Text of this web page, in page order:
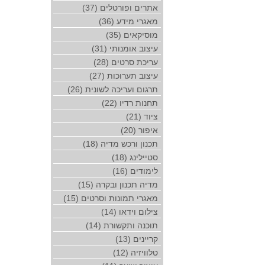
אתרים ופורטלים (37)
מאגרי מידע (36)
מוסיקאים (35)
עיצוב אומנותי (31)
עריכת סרטים (28)
עיצוב תערוכות (27)
תרגום ועריכה לשונית (26)
תחנות רדיו (22)
ציוד (21)
איפור (20)
תכנון ורכש מדיה (18)
סטיילינג (18)
לימודים (16)
מדיה תכנון ובקרה (15)
מאגרי תמונות וסרטים (15)
צילום וידאו (14)
תוכנה ותקשורת (14)
קריינים (13)
טלוויזיה (12)